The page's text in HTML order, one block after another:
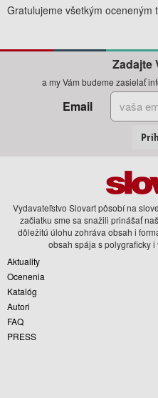
Gratulujeme všetkým oceneným
Zadajte
a my Vám budeme zasielať
Email
Vydavateľstvo Slovart pôsobí na
začiatku sme sa snažili prinášať
dôležitú úlohu zohráva obsah i
obsah spája s polygraficky
Aktuality
Ocenenia
Katalóg
Autori
FAQ
PRESS